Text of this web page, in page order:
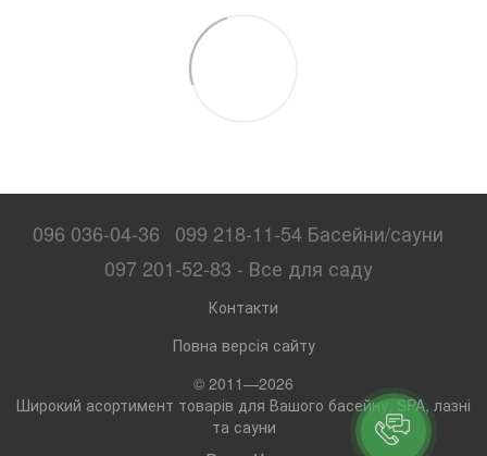
096 036-04-36
099 218-11-54 Басейни/сауни
097 201-52-83 - Все для саду
Контакти
Повна версія сайту
© 2011—2026
Широкий асортимент товарів для Вашого басейну, SPA, лазні
та сауни